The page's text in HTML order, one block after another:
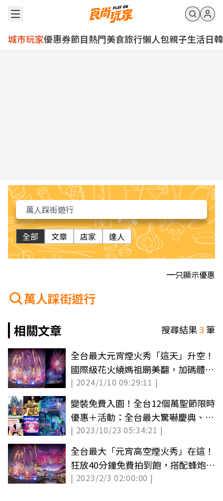
城市玩家優惠券節目熱門美食旅行懶人包親子生活日韓
全部 文章 店家 達人
只顯示優惠
萬人踩街遊行
相關文章
搜尋結果3筆
全台最大元宵煙火秀「這天」升空！
國際級花火繞媽祖廟美翻，加碼體驗
炸蜂炮
| 2024/1/10 09:29:11 |
變裝免費入園！全台12個萬聖節限時
優惠＋活動：全台最大驚嚇慶典、暗
黑市集
| 2023/10/23 05:34:21 |
全台最大「元宵高空煙火秀」在這！
狂放40分鐘免費拍到飽，搭配蜂炮更
震撼
| 2023/2/3 02:00:00 |